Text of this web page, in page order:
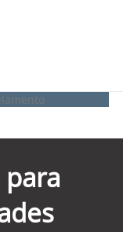
para